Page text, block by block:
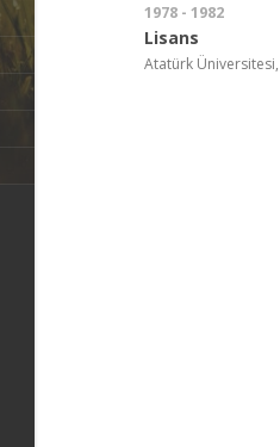
1978 - 1982
Lisans
Atatürk